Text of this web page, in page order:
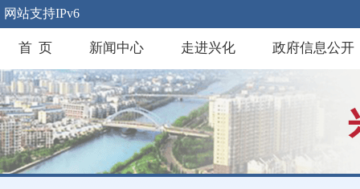
网站支持IPv6
首 页 新闻中心 走进兴化 政府信息公开